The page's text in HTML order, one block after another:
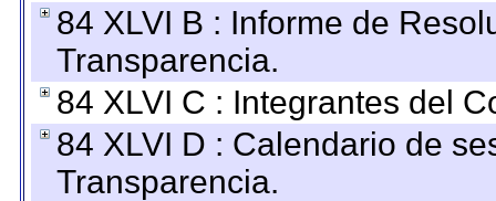
84 XLVI B : Informe de
Transparencia.
84 XLVI C : Integrantes del
84 XLVI D : Calendario de
Transparencia.